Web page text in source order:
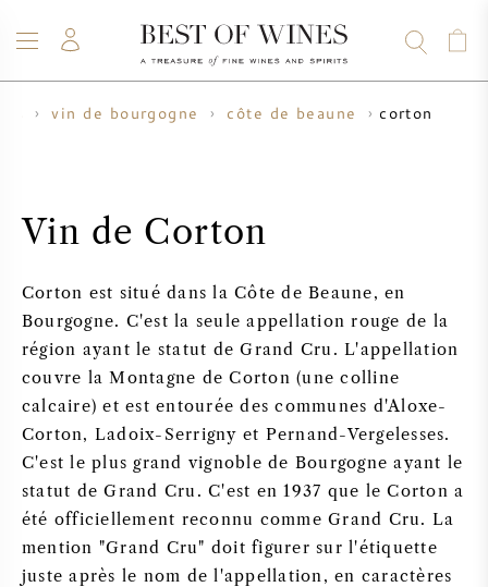
VIN
PRODUCTEUR DE VIN
TABLEAU DES MILLESIMES
PRÉVENTE
VERRERIE
CHAMPAGNE
KRUG
BOLLINGER
PERRIER JOUET
VEUVE CLICQUOT
WHISKY
RHUM
SPIRITUEUX
VENTE
PRÉVENTE
BORDEAUX EN PRIMEUR
BLOG
À PROPOS
vin de bourgogne côte de beaune corton
Vin de Corton
Corton est situé dans la Côte de Beaune, en
Bourgogne. C'est la seule appellation rouge de la
région ayant le statut de Grand Cru. L'appellation
couvre la Montagne de Corton (une colline
calcaire) et est entourée des communes d'Aloxe-
Corton, Ladoix-Serrigny et Pernand-Vergelesses.
C'est le plus grand vignoble de Bourgogne ayant le
statut de Grand Cru. C'est en 1937 que le Corton a
été officiellement reconnu comme Grand Cru. La
mention "Grand Cru" doit figurer sur l'étiquette
juste après le nom de l'appellation, en caractères